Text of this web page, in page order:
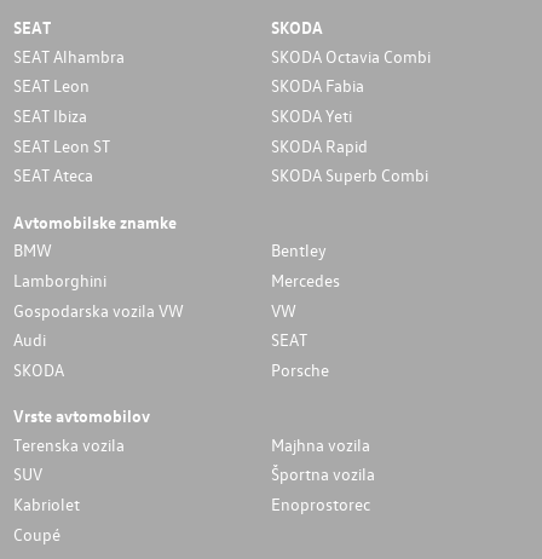
SEAT
SEAT Alhambra
SEAT Leon
SEAT Ibiza
SEAT Leon ST
SEAT Ateca
SKODA
SKODA Octavia Combi
SKODA Fabia
SKODA Yeti
SKODA Rapid
SKODA Superb Combi
Avtomobilske znamke
BMW
Bentley
Lamborghini
Mercedes
Gospodarska vozila VW
VW
Audi
SEAT
SKODA
Porsche
Vrste avtomobilov
Terenska vozila
Majhna vozila
SUV
Športna vozila
Kabriolet
Enoprostorec
Coupé